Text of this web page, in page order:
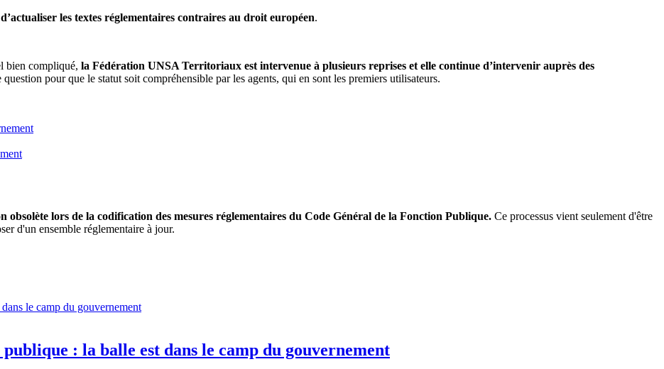
les textes réglementaires contraires au droit européen.
bien compliqué, la Fédération UNSA Territoriaux est intervenue à plusieurs reprises et elle continue d’intervenir auprès des
question pour que le statut soit compréhensible par les agents, qui en sont les premiers utilisateurs.
obsolète lors de la codification des mesures réglementaires du Code Général de la Fonction Publique. Ce processus vient seulement d'être
d'un ensemble réglementaire à jour.
: la balle est dans le camp du gouvernement